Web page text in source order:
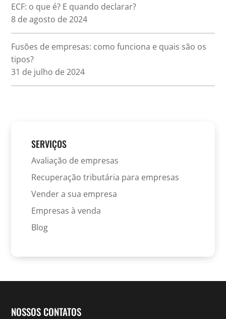
ECF: o que é? E quando declarar?
8 de agosto de 2024
Fusões de empresas: como funciona e quais são os
tipos?
31 de julho de 2024
SERVIÇOS
Avaliação de empresas
Recuperação tributária para empresas
Vender a sua empresa
Empresas à venda
Blog
NOSSOS CONTATOS